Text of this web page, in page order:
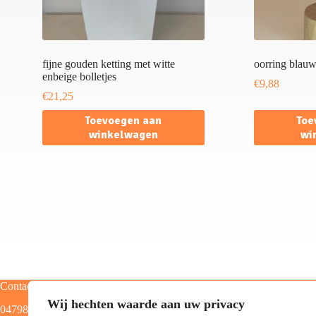
Wij hechten waarde aan uw privacy
fijne gouden ketting met witte
enbeige bolletjes
€21,25
Toevoegen aan
winkelwagen
oorring
€9,88
Contact
0479805129
Home